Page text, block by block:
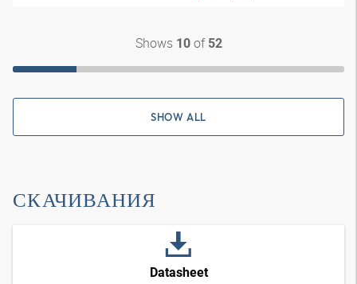
Shows 10of 52
SHOW ALL
СКАЧИВАНИЯ
Datasheet